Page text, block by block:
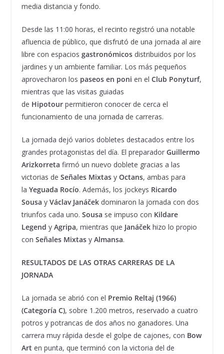
media distancia y fondo.
Desde las 11:00 horas, el recinto registró una notable
afluencia de público, que disfrutó de una jornada al aire
libre con espacios gastronómicosdistribuidos por los
jardines y un ambiente familiar. Los más pequeños
aprovecharon los paseos en poni en el Club Ponyturf,
mientras que las visitas guiadas
de Hipotourpermitieron conocer de cerca el
funcionamiento de una jornada de carreras.
La jornada dejó varios dobletes destacados entre los
grandes protagonistas del día. El preparador Guillermo
Arizkorreta firmó un nuevo doblete gracias a las
victorias de Señales Mixtasy Octans, ambas para
la Yeguada Rocío. Además, los jockeys Ricardo
Sousa y Václav Janáčekdominaron la jornada con dos
triunfos cada uno. Sousa se impuso con Kildare
Legend y Agripa, mientras que Janáčekhizo lo propio
con Señales Mixtasy Almansa.
RESULTADOS DE LAS OTRAS CARRERAS DE LA
JORNADA
La jornada se abrió con el Premio Reltaj (1966)
(Categoría C), sobre 1.200 metros, reservado a cuatro
potros y potrancas de dos años no ganadores. Una
carrera muy rápida desde el golpe de cajones, con Bow
Art en punta, que terminó con la victoria del de